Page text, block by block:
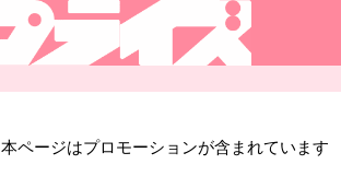
本ページはプロモーションが含まれています